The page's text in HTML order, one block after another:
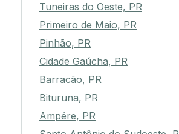
Tuneiras do Oeste, PR
Primeiro de Maio, PR
Pinhão, PR
Cidade Gaúcha, PR
Barracão, PR
Bituruna, PR
Ampére, PR